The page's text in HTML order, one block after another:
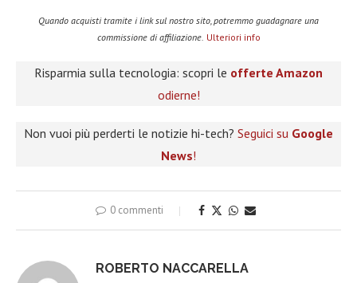
Quando acquisti tramite i link sul nostro sito, potremmo guadagnare una
commissione di affiliazione. Ulteriori info
Risparmia sulla tecnologia: scopri le offerte Amazon
odierne!
Non vuoi più perderti le notizie hi-tech? Seguici su Google
News!
0 commenti
ROBERTO NACCARELLA